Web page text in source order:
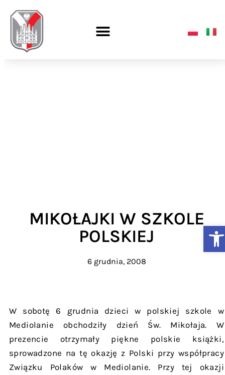
MIKOŁAJKI W SZKOLE
POLSKIEJ
6 grudnia, 2008
W sobotę 6 grudnia dzieci w polskiej szkole w
Mediolanie obchodziły dzień Św. Mikołaja. W
prezencie otrzymały piękne polskie książki,
sprowadzone na tę okazję z Polski przy współpracy
Związku Polaków w Mediolanie. Przy tej okazji